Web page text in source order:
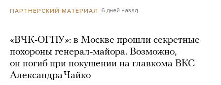
ПАРТНЕРСКИЙ МАТЕРИАЛ 6 дней назад
«ВЧК-ОГПУ»: в Москве прошли секретные
похороны генерал-майора. Возможно,
он погиб при покушении на главкома ВКС
Александра Чайко